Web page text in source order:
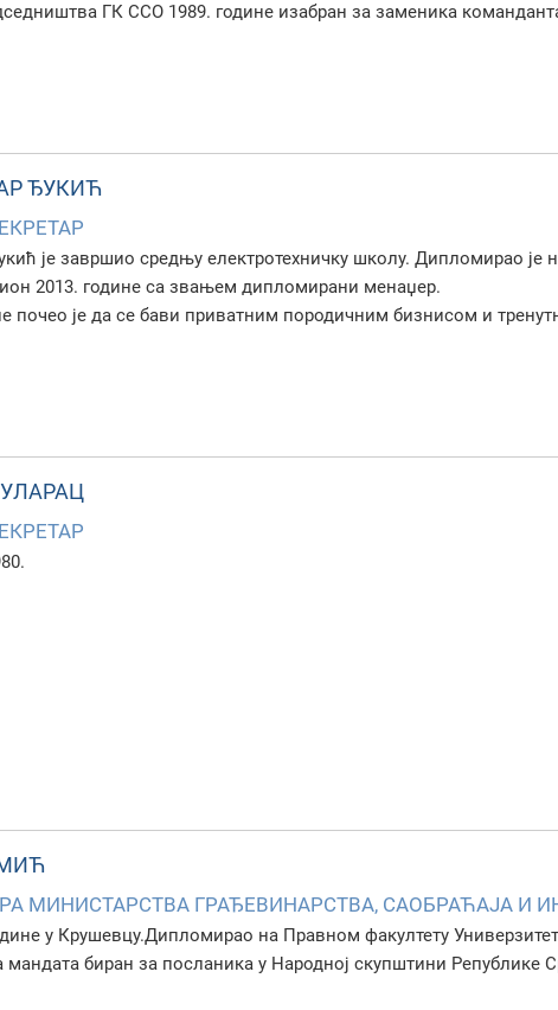
ГК ССО 1989. године изабран за заменика
ЂУКИЋ
је завршио средњу електротехничку школу. Дипломирао је
2013. године са звањем дипломирани менаџер.
почео је да се бави приватним породичним бизнисом и
МИНИСТАРСТВА ГРАЂЕВИНАРСТВА, САОБРАЋАЈА И
у Крушевцу.Дипломирао на Правном факултету
биран за посланика у Народној скупштини Републике